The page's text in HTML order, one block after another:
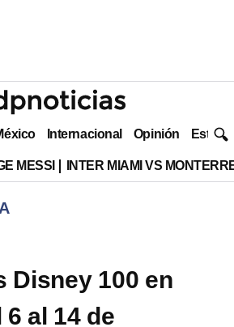
Internacional Opinión Estilo
MESSI INTER MIAMI VS
Disney 100 en
al 14 de